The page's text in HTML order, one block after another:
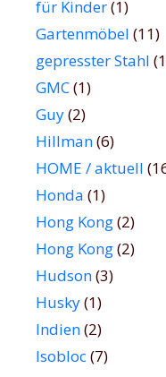
für Kinder(1)
Gartenmöbel (11)
gepresster Stahl
GMC(1)
Guy(2)
Hillman(6)
HOME / aktuell
Honda (1)
Hong Kong(2)
Hong Kong(2)
Hudson(3)
Husky(1)
Indien(2)
Isobloc(7)